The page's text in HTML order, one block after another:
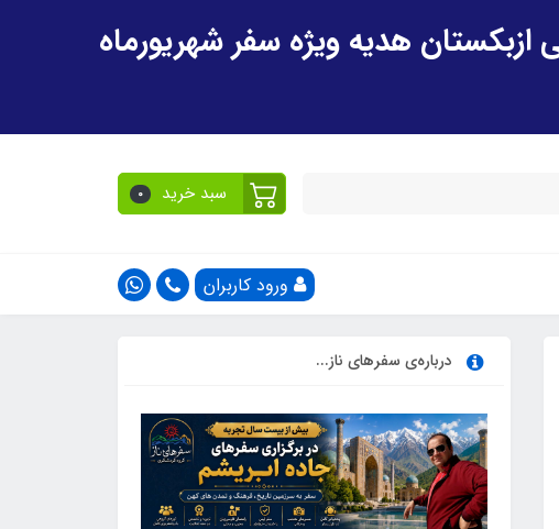
سبد خرید 0
ورود کاربران
درباره‌ی سفرهای ناز...